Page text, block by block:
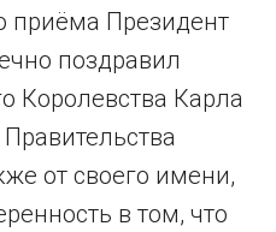
приёма Президент
поздравил
Королевства Карла
от своего имени,
в том, что